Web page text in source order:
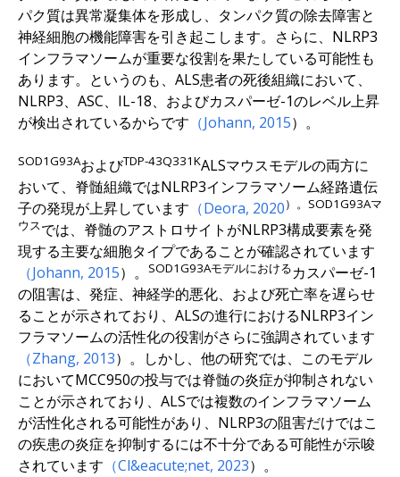
パク質は異常凝集体を形成し、タンパク質の除去障害と
神経細胞の機能障害を引き起こします。さらに、NLRP3
インフラマソームが重要な役割を果たしている可能性も
あります。というのも、ALS患者の死後組織において、
NLRP3、ASC、IL-18、およびカスパーゼ-1のレベル上昇
が検出されているからです （Johann, 2015）。
SOD1G93AおよびTDP-43Q331KALSマウスモデルの両方に
おいて、脊髄組織ではNLRP3インフラマソーム経路遺伝
子の発現が上昇しています （Deora, 2020）。SOD1G93Aマ
ウスでは、脊髄のアストロサイトがNLRP3構成要素を発
現する主要な細胞タイプであることが確認されています
（Johann, 2015）。 SOD1G93Aモデルにおけるカスパーゼ-1
の阻害は、発症、神経学的悪化、および死亡率を遅らせ
ることが示されており、ALSの進行におけるNLRP3イン
フラマソームの活性化の役割がさらに強調されています
（Zhang, 2013）。しかし、他の研究では、このモデル
においてMCC950の投与では脊髄の炎症が抑制されない
ことが示されており、ALSでは複数のインフラマソーム
が活性化される可能性があり、NLRP3の阻害だけではこ
の疾患の炎症を抑制するには不十分である可能性が示唆
されています （Cl&eacute;net, 2023）。